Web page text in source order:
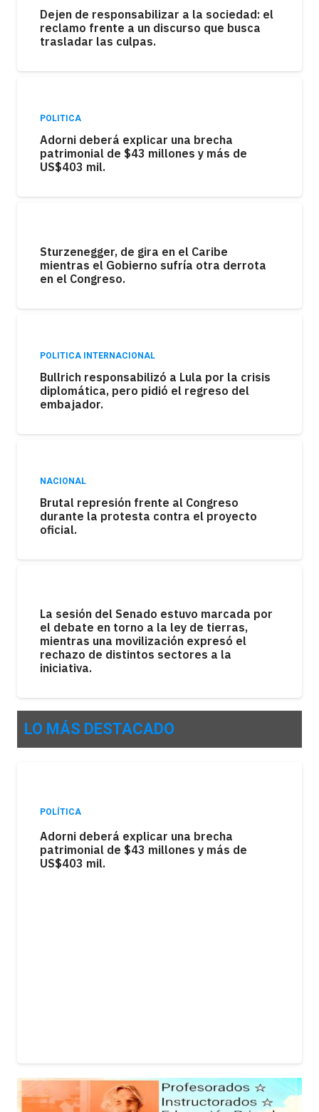
Dejen de responsabilizar a la sociedad: el
reclamo frente a un discurso que busca
trasladar las culpas.
POLITICA
Adorni deberá explicar una brecha
patrimonial de $43 millones y más de
US$403 mil.
Sturzenegger, de gira en el Caribe
mientras el Gobierno sufría otra derrota
en el Congreso.
POLITICA INTERNACIONAL
Bullrich responsabilizó a Lula por la crisis
diplomática, pero pidió el regreso del
embajador.
NACIONAL
Brutal represión frente al Congreso
durante la protesta contra el proyecto
oficial.
La sesión del Senado estuvo marcada por
el debate en torno a la ley de tierras,
mientras una movilización expresó el
rechazo de distintos sectores a la
iniciativa.
LO MÁS DESTACADO
POLÍTICA
Adorni deberá explicar una brecha
patrimonial de $43 millones y más de
US$403 mil.
POLÍTICA
Sturzenegger, de gira en el Caribe
mientras el Gobierno sufría otra derrota
en el Congreso.